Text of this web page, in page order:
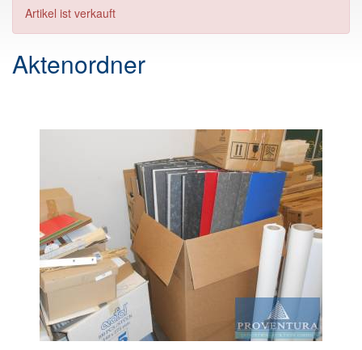
Artikel ist verkauft
Aktenordner